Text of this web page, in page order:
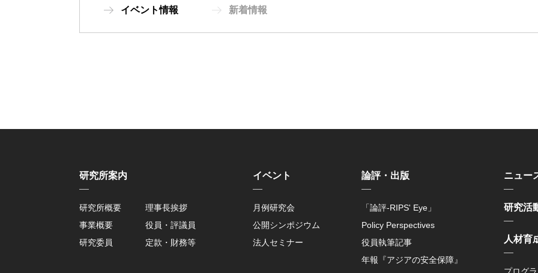
イベント情報 新着情報
研究所案内
研究所概要
理事長挨拶
事業概要
役員・評議員
研究委員
定款・財務等
イベント
月例研究会
公開シンポジウム
法人セミナー
論評・出版
「論評-RIPS' Eye」
Policy Perspectives
役員執筆記事
年報『アジアの安全保障』
ニュー
研究活
人材育